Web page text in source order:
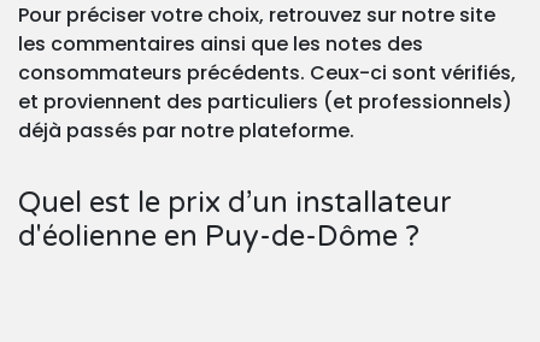
Pour préciser votre choix, retrouvez sur notre site
les commentaires ainsi que les notes des
consommateurs précédents. Ceux-ci sont vérifiés,
et proviennent des particuliers (et professionnels)
déjà passés par notre plateforme.
Quel est le prix d’un installateur
d'éolienne en Puy-de-Dôme ?